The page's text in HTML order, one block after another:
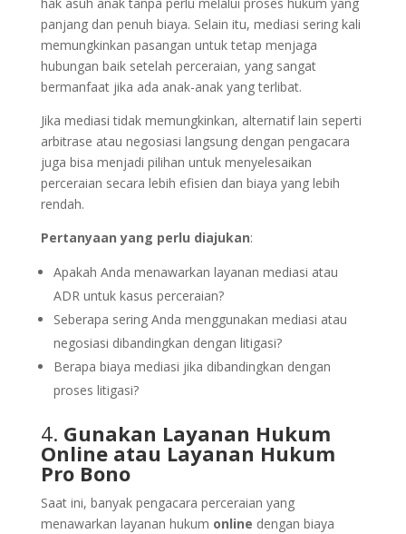
panjang dan penuh biaya. Selain itu, mediasi sering kali
memungkinkan pasangan untuk tetap menjaga
hubungan baik setelah perceraian, yang sangat
bermanfaat jika ada anak-anak yang terlibat.
Jika mediasi tidak memungkinkan, alternatif lain seperti
arbitrase atau negosiasi langsung dengan pengacara
juga bisa menjadi pilihan untuk menyelesaikan
perceraian secara lebih efisien dan biaya yang lebih
rendah.
Pertanyaan yang perlu diajukan:
Apakah Anda menawarkan layanan mediasi atau
ADR untuk kasus perceraian?
Seberapa sering Anda menggunakan mediasi atau
negosiasi dibandingkan dengan litigasi?
Berapa biaya mediasi jika dibandingkan dengan
proses litigasi?
4. Gunakan Layanan Hukum
Online atau Layanan Hukum
Pro Bono
Saat ini, banyak pengacara perceraian yang
menawarkan layanan hukum online dengan biaya